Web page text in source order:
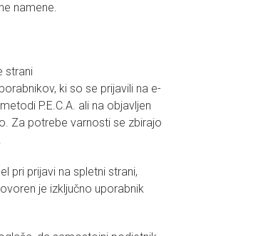
namene.
strani
ki so se prijavili na e-
P.E.C.A. ali na objavljen
Za potrebe varnosti se zbirajo
pri prijavi na spletni strani,
je izključno uporabnik